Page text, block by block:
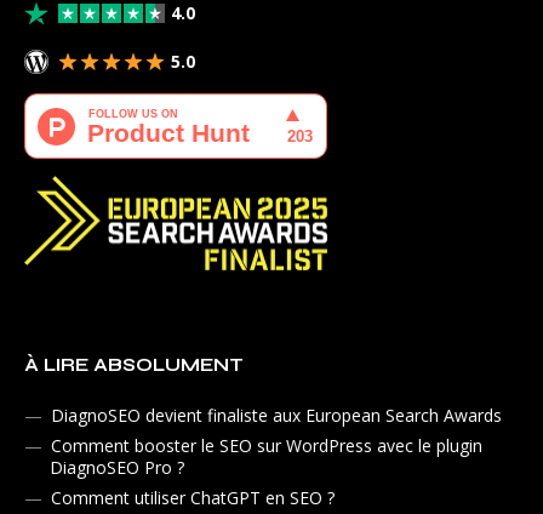
4.0
5.0
À LIRE ABSOLUMENT
DiagnoSEO devient finaliste aux European Search Awards
Comment booster le SEO sur WordPress avec le plugin
DiagnoSEO Pro ?
Comment utiliser ChatGPT en SEO ?